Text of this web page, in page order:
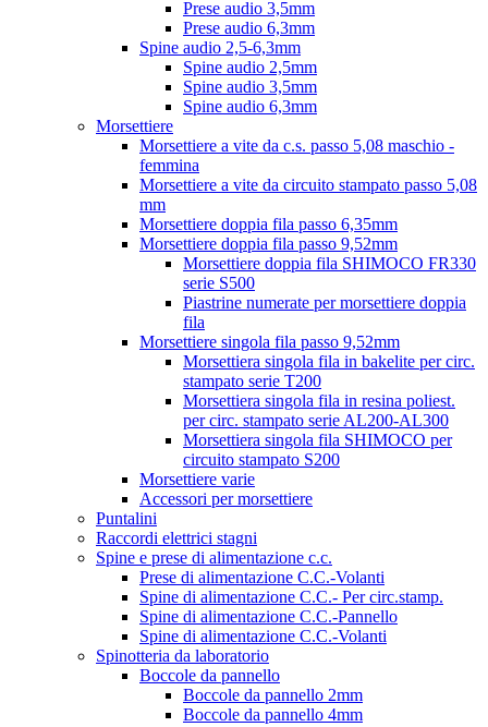
Prese audio 3,5mm
Prese audio 6,3mm
Spine audio 2,5-6,3mm
Spine audio 2,5mm
Spine audio 3,5mm
Spine audio 6,3mm
Morsettiere
Morsettiere a vite da c.s. passo 5,08 maschio -
femmina
Morsettiere a vite da circuito stampato passo 5,08
mm
Morsettiere doppia fila passo 6,35mm
Morsettiere doppia fila passo 9,52mm
Morsettiere doppia fila SHIMOCO FR330
serie S500
Piastrine numerate per morsettiere doppia
fila
Morsettiere singola fila passo 9,52mm
Morsettiera singola fila in bakelite per circ.
stampato serie T200
Morsettiera singola fila in resina poliest.
per circ. stampato serie AL200-AL300
Morsettiera singola fila SHIMOCO per
circuito stampato S200
Morsettiere varie
Accessori per morsettiere
Puntalini
Raccordi elettrici stagni
Spine e prese di alimentazione c.c.
Prese di alimentazione C.C.-Volanti
Spine di alimentazione C.C.- Per circ.stamp.
Spine di alimentazione C.C.-Pannello
Spine di alimentazione C.C.-Volanti
Spinotteria da laboratorio
Boccole da pannello
Boccole da pannello 2mm
Boccole da pannello 4mm